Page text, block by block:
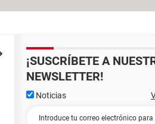
¡SUSCRÍBETE A
NEWSLETTER!
Noticias